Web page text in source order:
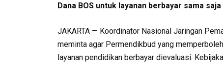
Dana BOS untuk layanan berbayar sama
JAKARTA — Koordinator Nasional Jaringan
meminta agar Permendikbud yang
layanan pendidikan berbayar dievaluasi.